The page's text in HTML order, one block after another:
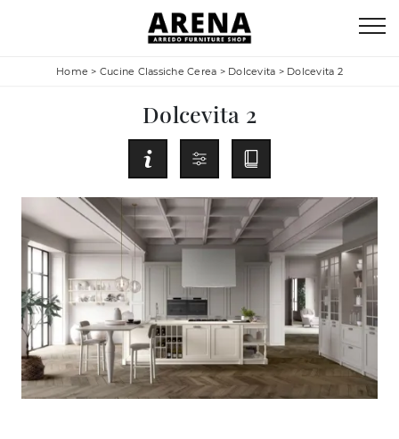
Home > Cucine Classiche Cerea > Dolcevita > Dolcevita 2
Dolcevita 2